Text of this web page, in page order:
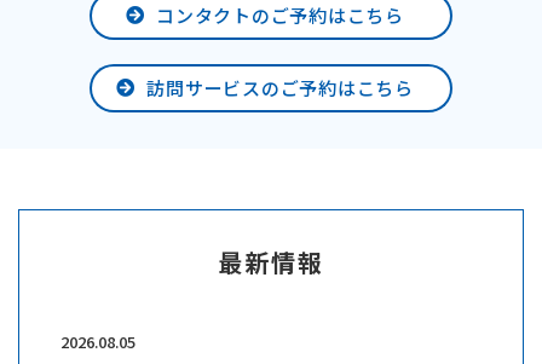
コンタクトのご予約はこちら
訪問サービスのご予約はこちら
最新情報
2026.08.05